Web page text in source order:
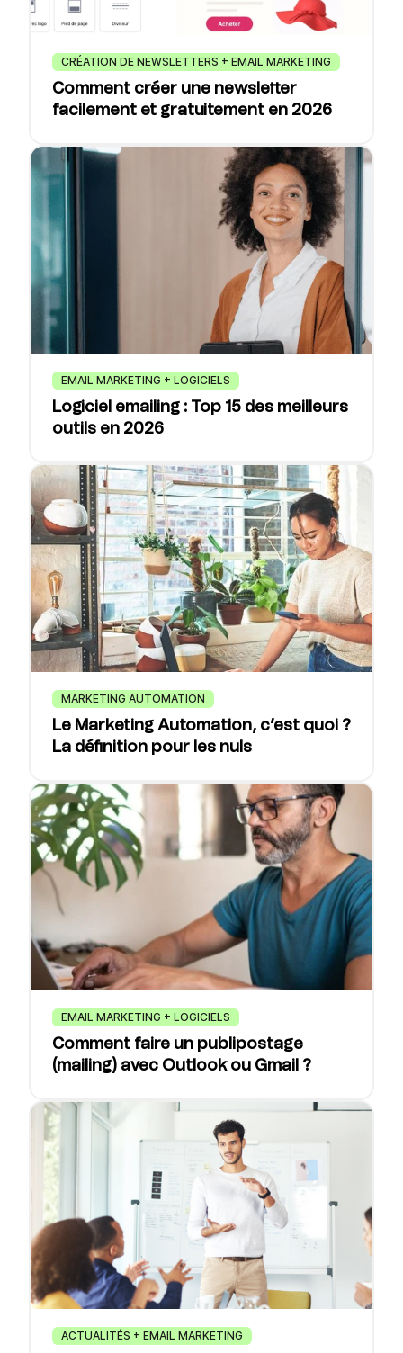
CRÉATION DE NEWSLETTERS + EMAIL MARKETING
Comment créer une newsletter
facilement et gratuitement en 2026
EMAIL MARKETING + LOGICIELS
Logiciel emailing : Top 15 des meilleurs
outils en 2026
MARKETING AUTOMATION
Le Marketing Automation, c’est quoi ?
La définition pour les nuls
EMAIL MARKETING + LOGICIELS
Comment faire un publipostage
(mailing) avec Outlook ou Gmail ?
ACTUALITÉS + EMAIL MARKETING